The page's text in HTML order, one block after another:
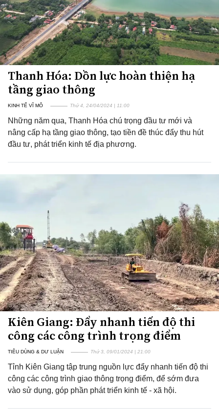
Thanh Hóa: Dồn lực hoàn thiện hạ
tầng giao thông
KINH TẾ VĨ MÔ Thứ 4, 24/04/2024 | 11:00
Những năm qua, Thanh Hóa chú trọng đầu tư mới và
nâng cấp hạ tầng giao thông, tạo tiền đề thúc đẩy thu hút
đầu tư, phát triển kinh tế địa phương.
Kiên Giang: Đẩy nhanh tiến độ thi
công các công trình trọng điểm
TIÊU DÙNG & DƯ LUẬN Thứ 3, 09/01/2024 | 21:00
Tỉnh Kiên Giang tập trung nguồn lực đẩy nhanh tiến độ thi
công các công trình giao thông trọng điểm, để sớm đưa
vào sử dụng, góp phần phát triển kinh tế - xã hội.